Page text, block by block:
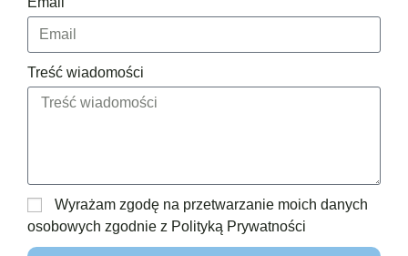
Treść wiadomości
Wyrażam zgodę na przetwarzanie moich danych
osobowych zgodnie z Polityką Prywatności